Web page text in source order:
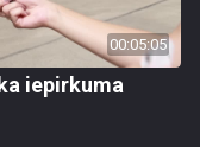
00:05:05
iepirkuma